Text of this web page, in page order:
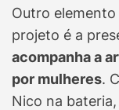
Outro
projeto é a
acompanha a
por mulheres.
Nico na